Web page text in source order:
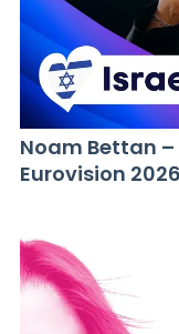
Noam Bettan
Eurovision 2026